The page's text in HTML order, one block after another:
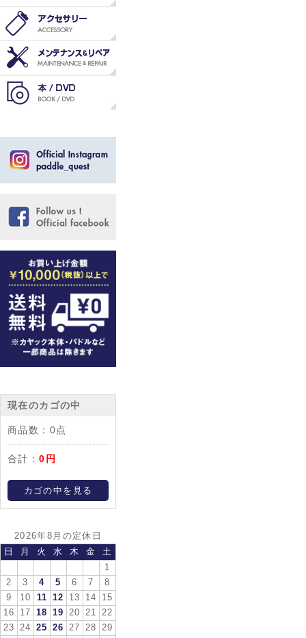
現在のカゴの中
商品数： 0点
合計：0円
カゴの中を見る
2026年8月の定休日
日
月 火 水 木 金
土
1
2
3 4 5 6 7
8
9
10 11 12 13 14
15
16
17 18 19 20 21
22
23
24 25 26 27 28
29